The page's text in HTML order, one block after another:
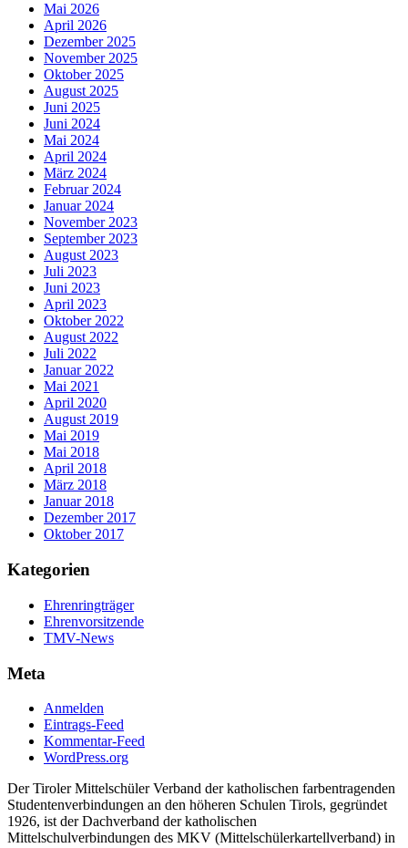
Mai 2026
April 2026
Dezember 2025
November 2025
Oktober 2025
August 2025
Juni 2025
Juni 2024
Mai 2024
April 2024
März 2024
Februar 2024
Januar 2024
November 2023
September 2023
August 2023
Juli 2023
Juni 2023
April 2023
Oktober 2022
August 2022
Juli 2022
Januar 2022
Mai 2021
April 2020
August 2019
Mai 2019
Mai 2018
April 2018
März 2018
Januar 2018
Dezember 2017
Oktober 2017
Kategorien
Ehrenringträger
Ehrenvorsitzende
TMV-News
Meta
Anmelden
Eintrags-Feed
Kommentar-Feed
WordPress.org
Der Tiroler Mittelschüler Verband der katholischen farbentragenden
Studentenverbindungen an den höheren Schulen Tirols, gegründet
1926, ist der Dachverband der katholischen
Mittelschulverbindungen des MKV (Mittelschülerkartellverband) in